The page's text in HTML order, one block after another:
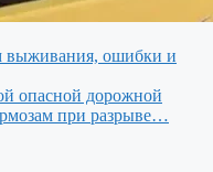
выживания, ошибки и
опасной дорожной
при разрыве…